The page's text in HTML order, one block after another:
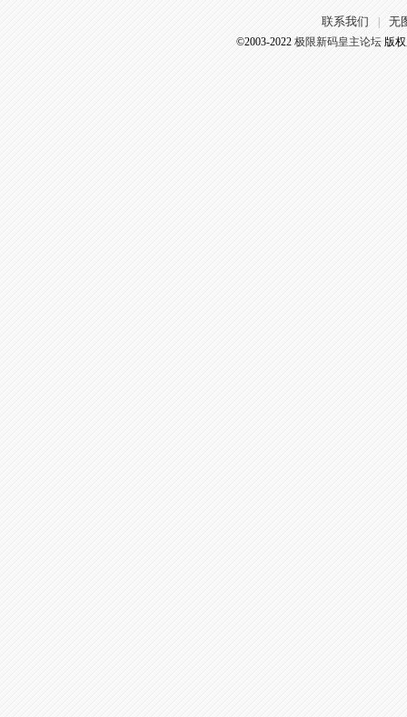
联系我们 无
©2003-2022 极限新码皇主论坛版权